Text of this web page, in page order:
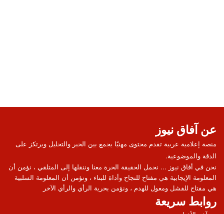
عن آفاق نيوز
منصة إعلامية عربية تقدم محتوى مهنيًا يجمع بين الخبر والتحليل ويرتكز على
الدقة والموضوعية.
نحن في أفاق نيوز ... نحمل الحقيقة الحرة معنا وننقلها إلى المتلقي ، نؤمن أن
المعلومة الإيجابية هي مفتاح للنجاح وأداة للبناء ، ونؤمن أن المعلومة السلبية
هي مفتاح للفشل ومعول للهدم ، ونؤمن بحرية الرأي والرأي الآخر
روابط سريعة